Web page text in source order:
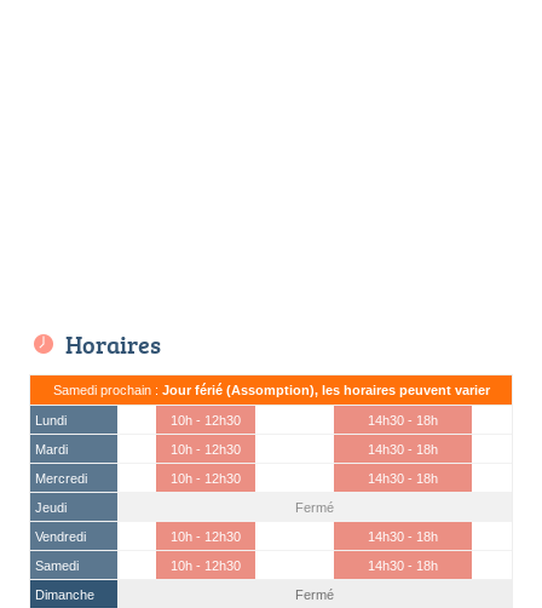
Horaires
Samedi prochain : Jour férié (Assomption), les horaires peuvent varier
Lundi 10h - 12h30
14h30 - 18h
Mardi
10h - 12h30
14h30 - 18h
Mercredi
10h - 12h30
14h30 - 18h
Jeudi
Fermé
Vendredi
10h - 12h30
14h30 - 18h
Samedi
10h - 12h30
14h30 - 18h
Dimanche
Fermé